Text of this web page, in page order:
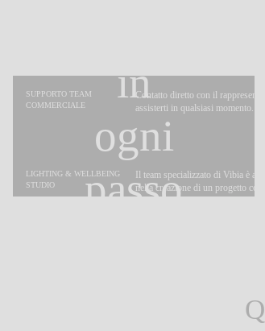
in
ogni
passo
SUPPORTO TEAM
COMMERCIALE
Contatto diretto con il
assisterti in qualsiasi momento.
LIGHTING & WELLBEING
STUDIO
Il team specializzato di Vibia è a
nella creazione di un progetto